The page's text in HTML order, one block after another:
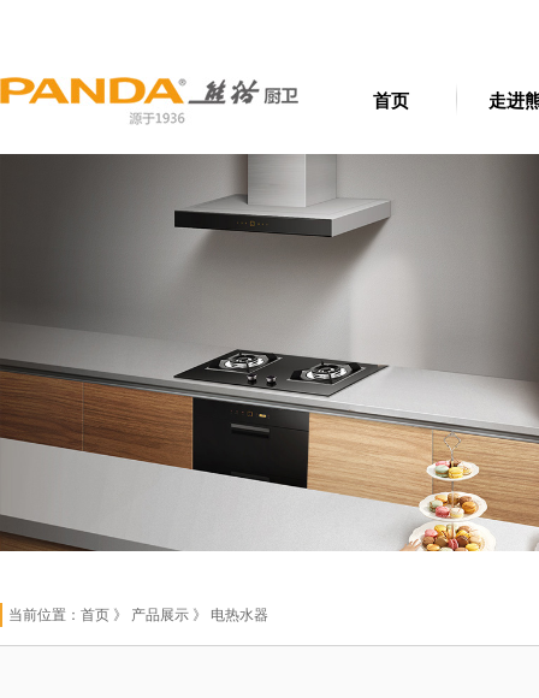
首页 走进
当前位置： 首页 》 产品展示 》 电热水器